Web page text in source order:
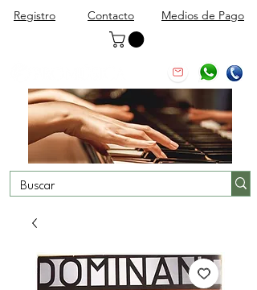
Registro Contacto Medios de Pago